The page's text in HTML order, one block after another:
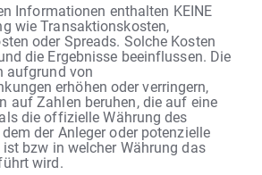
Informationen enthalten KEINE
wie Transaktionskosten,
oder Spreads. Solche Kosten
die Ergebnisse beeinflussen. Die
aufgrund von
erhöhen oder verringern,
auf Zahlen beruhen, die auf eine
die offizielle Währung des
der Anleger oder potenzielle
bzw in welcher Währung das
wird.